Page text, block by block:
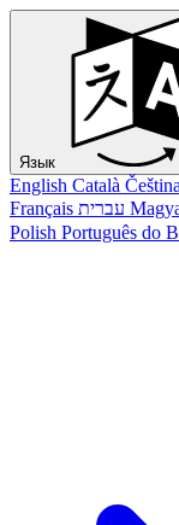
Язык
English Català Čeština
Français עברית
Polish Português do